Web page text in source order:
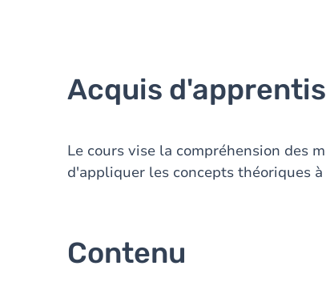
Acquis
Le cours vise la compréhension des
d'appliquer les concepts théoriques
Contenu